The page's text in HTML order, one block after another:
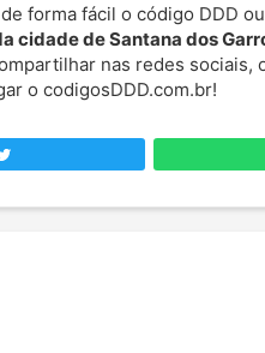
forma fácil o código DDD
cidade de Santana dos
nas redes sociais,
o codigosDDD.com.br!